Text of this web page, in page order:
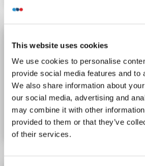
This website uses cookies
We use cookies to personalise
provide social media features and to
We also share information about
our social media, advertising and
may combine it with other
provided to them or that they’ve
of their services.
NFX1 anticorps (AA 250-300)
unconjugated
N° du produit ABIN7452527
Fiche technique